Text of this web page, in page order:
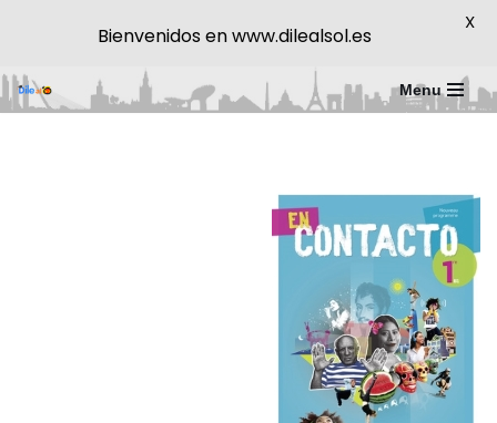
Menu
Bienvenidos en www.dilealsol.es
X